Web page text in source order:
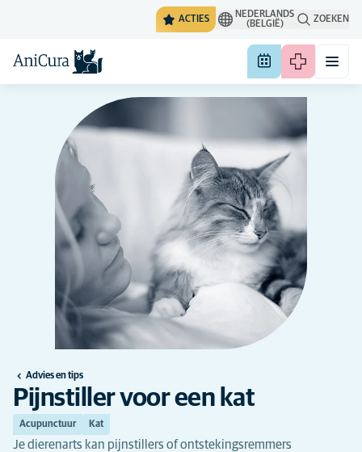
ACTIES
NEDERLANDS
(BELGIË)
ZOEKEN
Advies en tips
Pijnstiller voor een kat
Acupunctuur Kat
Je dierenarts kan pijnstillers of ontstekingsremmers